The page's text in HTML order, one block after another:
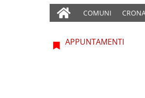
COMUNI
APPUNTAMENTI